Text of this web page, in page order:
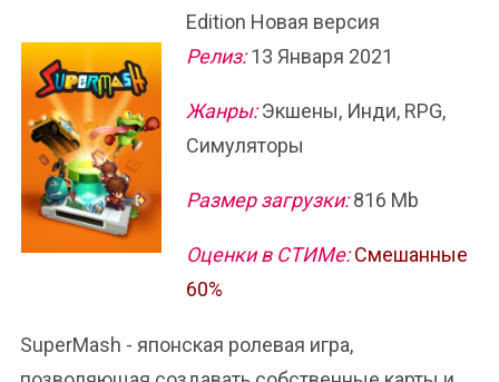
Edition Новая версия
Релиз:13 Января 2021
Жанры:Экшены, Инди, RPG,
Симуляторы
Размер загрузки:816 Mb
Оценки в СТИМе: Смешанные
60%
SuperMash - японская ролевая игра,